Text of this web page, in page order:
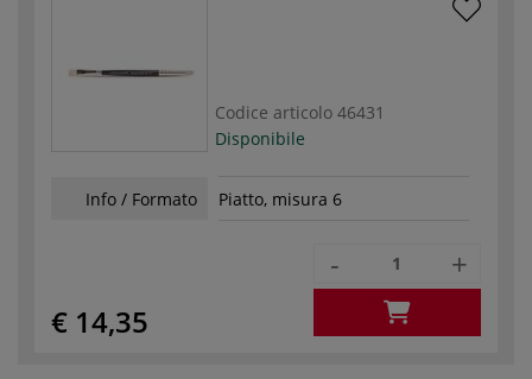
Codice articolo 46431
Disponibile
Info / Formato Piatto, misura 6
€ 14,35
- +